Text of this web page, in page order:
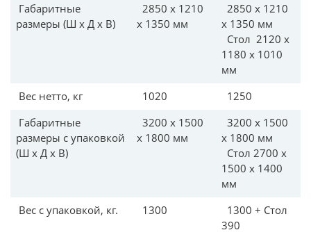
Габаритные
размеры (Ш х Д х В)
2850 x 1210
x 1350 мм
2850 x 1210
x 1350 мм
Стол 2120 x
1180 x 1010
мм
Вес нетто, кг
1020
1250
Габаритные
размеры с упаковкой
(Ш х Д х В)
3200 x 1500
x 1800 мм
3200 x 1500
x 1800 мм
Стол 2700 x
1500 x 1400
мм
Вес с упаковкой, кг.
1300
1300 + Стол
390